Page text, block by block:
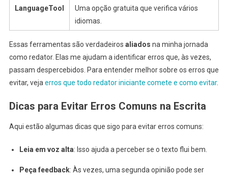
LanguageTool
Uma opção gratuita que verifica vários
idiomas.
Essas ferramentas são verdadeiros aliados na minha jornada
como redator. Elas me ajudam a identificar erros que, às vezes,
passam despercebidos. Para entender melhor sobre os erros que
evitar, vejaerros que todo redator iniciante comete e como evitar.
Dicas para Evitar Erros Comuns na Escrita
Aqui estão algumas dicas que sigo para evitar erros comuns:
Leia em voz alta: Isso ajuda a perceber se o texto flui bem.
Peça feedback: Às vezes, uma segunda opinião pode ser